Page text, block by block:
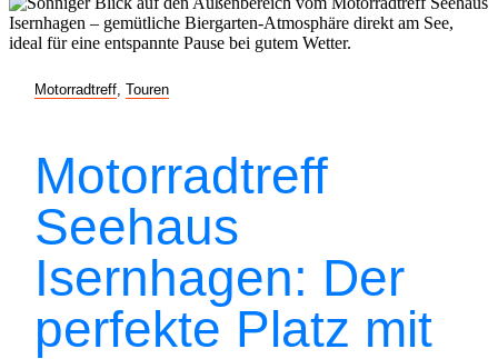
Motorradtreff Touren
Motorradtreff
Seehaus
Isernhagen: Der
perfekte Platz mit